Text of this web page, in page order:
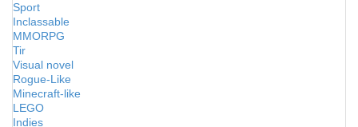
Sport
Inclassable
MMORPG
Tir
Visual novel
Rogue-Like
Minecraft-like
LEGO
Indies